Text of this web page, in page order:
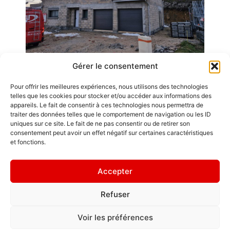
Gérer le consentement
Pour offrir les meilleures expériences, nous utilisons des technologies
telles que les cookies pour stocker et/ou accéder aux informations des
appareils. Le fait de consentir à ces technologies nous permettra de
traiter des données telles que le comportement de navigation ou les ID
uniques sur ce site. Le fait de ne pas consentir ou de retirer son
consentement peut avoir un effet négatif sur certaines caractéristiques
et fonctions.
Accepter
Refuser
Voir les préférences
Emplois
Contact / Accès
Mentions légales
que le chemin
du succès est
toujours en
construction.
Politique de
GDL Construction
6, Rue des
ZA La Croix de